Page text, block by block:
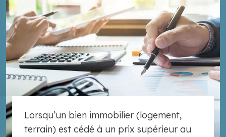
Lorsqu’un bien immobilier (logement,
terrain) est cédé à un prix supérieur au